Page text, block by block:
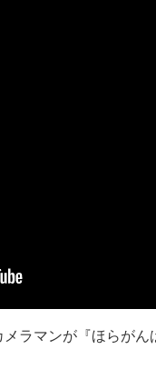
ラマンが『ほらが